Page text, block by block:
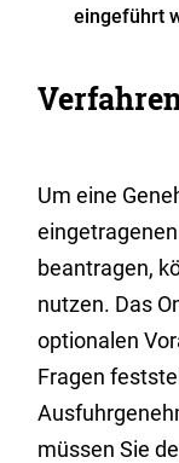
eingeführt
Um eine
beantragen,
nutzen. Das
optionalen
Fragen
müssen Sie